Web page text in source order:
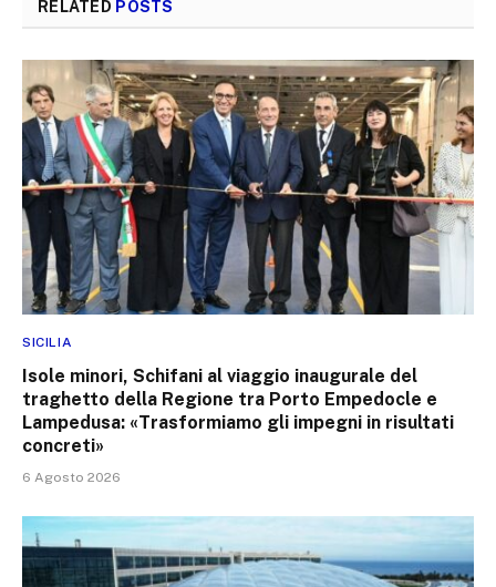
RELATED POSTS
SICILIA
Isole minori, Schifani al viaggio inaugurale del
traghetto della Regione tra Porto Empedocle e
Lampedusa: «Trasformiamo gli impegni in risultati
concreti»
6 Agosto 2026